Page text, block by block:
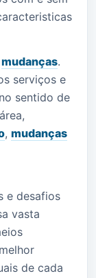
mudanças.
serviços e
sentido de
, mudanças
e desafios
vasta
de cada